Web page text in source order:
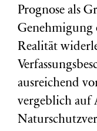
Prognose als
Genehmigung
Realität
ausreichend
vergeblich auf